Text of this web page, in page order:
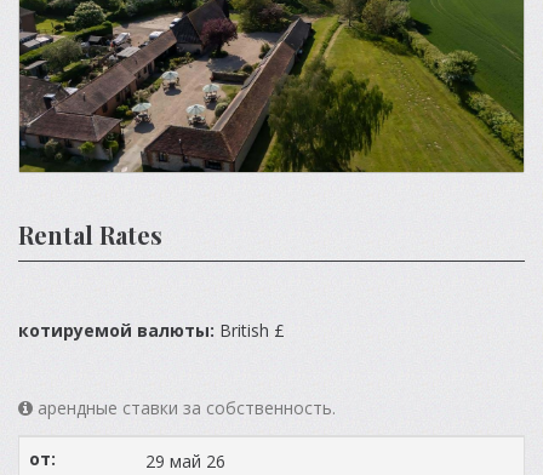
Rental Rates
котируемой валюты: British £
арендные ставки за собственность.
29 май 26